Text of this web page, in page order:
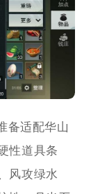
备适配华山
性道具条
风攻绿水